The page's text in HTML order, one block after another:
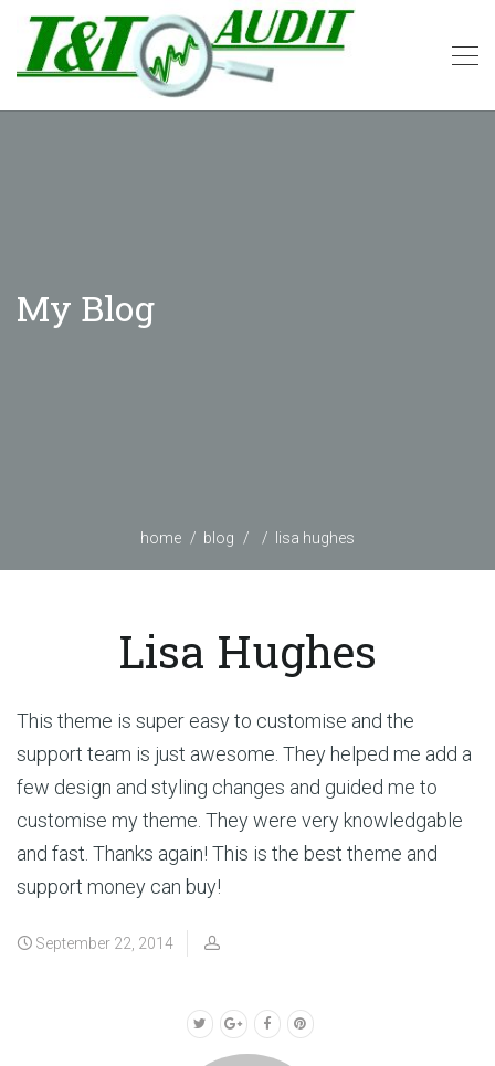
My Blog
home blog lisa hughes
Lisa Hughes
This theme is super easy to customise and the
support team is just awesome. They helped me add a
few design and styling changes and guided me to
customise my theme. They were very knowledgable
and fast. Thanks again! This is the best theme and
support money can buy!
September 22, 2014